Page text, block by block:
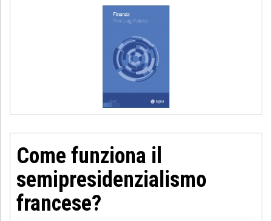
Come funziona il
semipresidenzialismo
francese?